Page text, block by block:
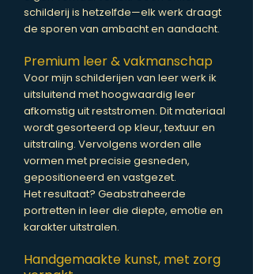
schilderij is hetzelfde—elk werk draagt
de sporen van ambacht en aandacht.
Premium leer & vakmanschap
Voor mijn schilderijen van leer werk ik
uitsluitend met hoogwaardig leer
afkomstig uit reststromen. Dit materiaal
wordt gesorteerd op kleur, textuur en
uitstraling. Vervolgens worden alle
vormen met precisie gesneden,
gepositioneerd en vastgezet.
Het resultaat? Geabstraheerde
portretten in leer die diepte, emotie en
karakter uitstralen.
Handgemaakte kunst, met zorg